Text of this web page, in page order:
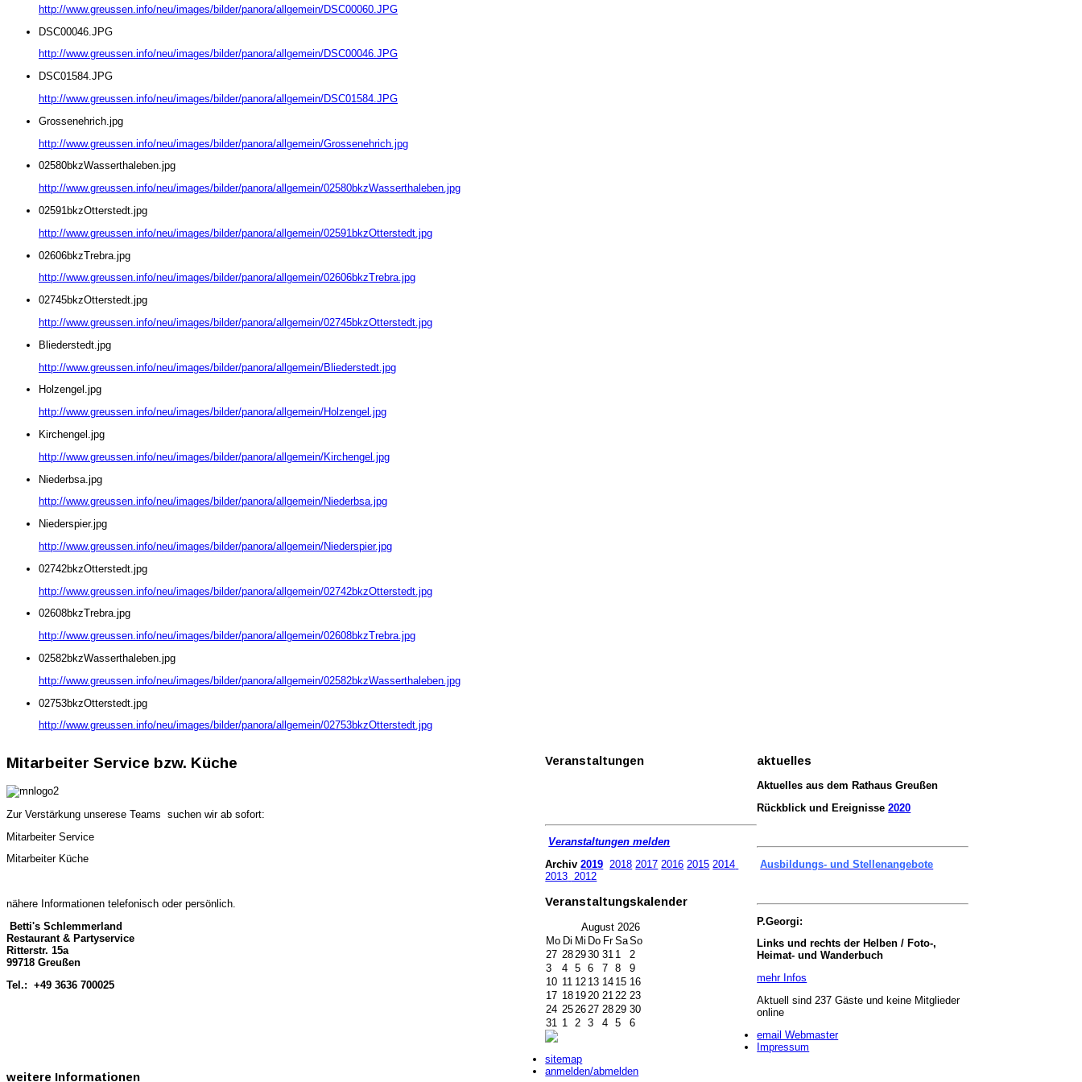
http://www.greussen.info/neu/images/bilder/panora/allgemein/DSC00060.JPG
DSC00046.JPG
http://www.greussen.info/neu/images/bilder/panora/allgemein/DSC00046.JPG
DSC01584.JPG
http://www.greussen.info/neu/images/bilder/panora/allgemein/DSC01584.JPG
Grossenehrich.jpg
http://www.greussen.info/neu/images/bilder/panora/allgemein/Grossenehrich.jpg
02580bkzWasserthaleben.jpg
http://www.greussen.info/neu/images/bilder/panora/allgemein/02580bkzWasserthaleben.jpg
02591bkzOtterstedt.jpg
http://www.greussen.info/neu/images/bilder/panora/allgemein/02591bkzOtterstedt.jpg
02606bkzTrebra.jpg
http://www.greussen.info/neu/images/bilder/panora/allgemein/02606bkzTrebra.jpg
02745bkzOtterstedt.jpg
http://www.greussen.info/neu/images/bilder/panora/allgemein/02745bkzOtterstedt.jpg
Bliederstedt.jpg
http://www.greussen.info/neu/images/bilder/panora/allgemein/Bliederstedt.jpg
Holzengel.jpg
http://www.greussen.info/neu/images/bilder/panora/allgemein/Holzengel.jpg
Kirchengel.jpg
http://www.greussen.info/neu/images/bilder/panora/allgemein/Kirchengel.jpg
Niederbsa.jpg
http://www.greussen.info/neu/images/bilder/panora/allgemein/Niederbsa.jpg
Niederspier.jpg
http://www.greussen.info/neu/images/bilder/panora/allgemein/Niederspier.jpg
02742bkzOtterstedt.jpg
http://www.greussen.info/neu/images/bilder/panora/allgemein/02742bkzOtterstedt.jpg
02608bkzTrebra.jpg
http://www.greussen.info/neu/images/bilder/panora/allgemein/02608bkzTrebra.jpg
02582bkzWasserthaleben.jpg
http://www.greussen.info/neu/images/bilder/panora/allgemein/02582bkzWasserthaleben.jpg
02753bkzOtterstedt.jpg
http://www.greussen.info/neu/images/bilder/panora/allgemein/02753bkzOtterstedt.jpg
Mitarbeiter Service bzw. Küche
Zur Verstärkung unserese Teams suchen wir ab sofort:
Mitarbeiter Service
Mitarbeiter Küche
nähere Informationen telefonisch oder persönlich.
Betti's Schlemmerland
Restaurant & Partyservice
Ritterstr. 15a
99718 Greußen
Tel.: +49 3636 700025
weitere Informationen
Veranstaltungen
Veranstaltungen melden
Archiv2019 2018 2017 2016 2015 2014
2013 2012
Veranstaltungskalender
August 2026
Mo Di Mi Do Fr SaSo
27 282930 31 1
2
3
4 5 6 7 8
9
10 11 12 13 14 15 16
17 18 1920 2122 23
24 252627 2829 30
31 1 2 3 4 5 6
aktuelles
Aktuelles aus dem Rathaus Greußen
Rückblick und Ereignisse2020
Ausbildungs- und Stellenangebote
P.Georgi:
Links und rechts der Helben / Foto-,
Heimat- und Wanderbuch
mehr Infos
Aktuell sind 237 Gäste und keine Mitglieder
online
email Webmaster
Impressum
sitemap
anmelden/abmelden